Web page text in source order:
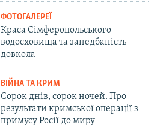
ФОТОГАЛЕРЕЇ
Краса Сімферопольського
водосховища та занедбаність
довкола
ВІЙНА ТА КРИМ
Сорок днів, сорок ночей. Про
результати кримської операції з
примусу Росії до миру